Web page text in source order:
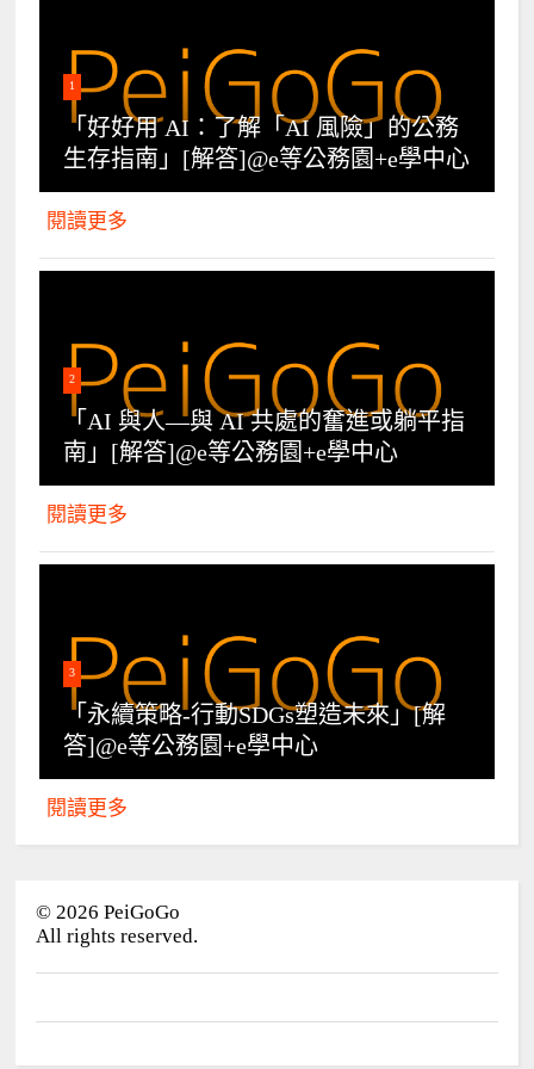
1
「好好用 AI：了解「AI 風險」的公務
生存指南」[解答]@e等公務園+e學中心
閱讀更多
2
「AI 與人—與 AI 共處的奮進或躺平指
南」[解答]@e等公務園+e學中心
閱讀更多
3
「永續策略-行動SDGs塑造未來」[解
答]@e等公務園+e學中心
閱讀更多
© 2026 PeiGoGo
All rights reserved.